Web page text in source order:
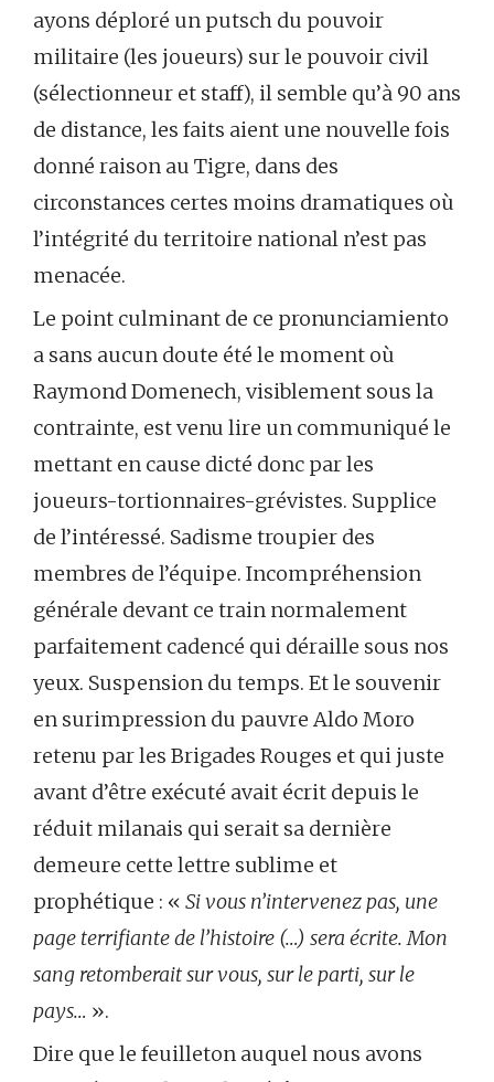
ayons déploré un putsch du pouvoir
militaire (les joueurs) sur le pouvoir civil
(sélectionneur et staff), il semble qu’à 90 ans
de distance, les faits aient une nouvelle fois
donné raison au Tigre, dans des
circonstances certes moins dramatiques où
l’intégrité du territoire national n’est pas
menacée.
Le point culminant de ce pronunciamiento
a sans aucun doute été le moment où
Raymond Domenech, visiblement sous la
contrainte, est venu lire un communiqué le
mettant en cause dicté donc par les
joueurs-tortionnaires-grévistes. Supplice
de l’intéressé. Sadisme troupier des
membres de l’équipe. Incompréhension
générale devant ce train normalement
parfaitement cadencé qui déraille sous nos
yeux. Suspension du temps. Et le souvenir
en surimpression du pauvre Aldo Moro
retenu par les Brigades Rouges et qui juste
avant d’être exécuté avait écrit depuis le
réduit milanais qui serait sa dernière
demeure cette lettre sublime et
prophétique : « Si vous n’intervenez pas, une
page terrifiante de l’histoire (…) sera écrite. Mon
sang retomberait sur vous, sur le parti, sur le
pays… ».
Dire que le feuilleton auquel nous avons